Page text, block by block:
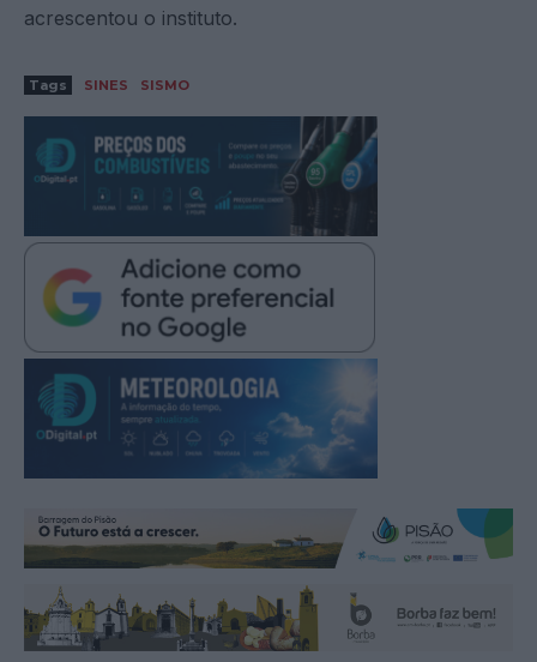
acrescentou o instituto.
Tags SINES SISMO